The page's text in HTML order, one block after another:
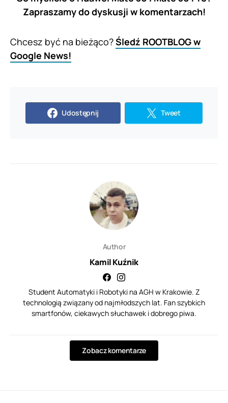
Zapraszamy do dyskusji w komentarzach!
Chcesz być na bieżąco?Śledź ROOTBLOG w
Google News!
Udostępnij Tweet
Author
Kamil Kuźnik
Student Automatyki i Robotyki na AGH w Krakowie. Z
technologią związany od najmłodszych lat. Fan szybkich
smartfonów, ciekawych słuchawek i dobrego piwa.
Zobacz komentarze